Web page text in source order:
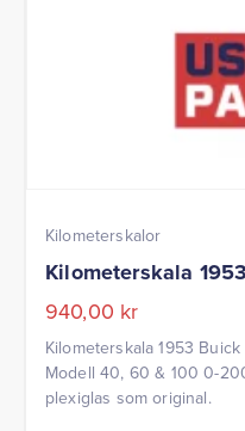
Kilometerskalor
Kilometerskala
940,00 kr
Kilometerskala 1953
Modell 40, 60 & 100 0-
plexiglas som original.